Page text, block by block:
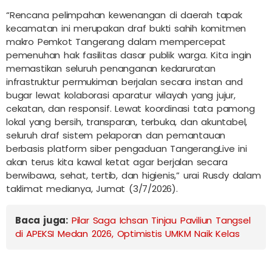
“Rencana pelimpahan kewenangan di daerah tapak
kecamatan ini merupakan draf bukti sahih komitmen
makro Pemkot Tangerang dalam mempercepat
pemenuhan hak fasilitas dasar publik warga. Kita ingin
memastikan seluruh penanganan kedaruratan
infrastruktur permukiman berjalan secara instan and
bugar lewat kolaborasi aparatur wilayah yang jujur,
cekatan, dan responsif. Lewat koordinasi tata pamong
lokal yang bersih, transparan, terbuka, dan akuntabel,
seluruh draf sistem pelaporan dan pemantauan
berbasis platform siber pengaduan TangerangLive ini
akan terus kita kawal ketat agar berjalan secara
berwibawa, sehat, tertib, dan higienis,” urai Rusdy dalam
taklimat medianya, Jumat (3/7/2026).
Baca juga: Pilar Saga Ichsan Tinjau Paviliun Tangsel
di APEKSI Medan 2026, Optimistis UMKM Naik Kelas